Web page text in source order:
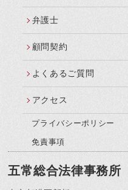
弁護士
顧問契約
よくあるご質問
アクセス
プライバシーポリシー
免責事項
五常総合法律事務所